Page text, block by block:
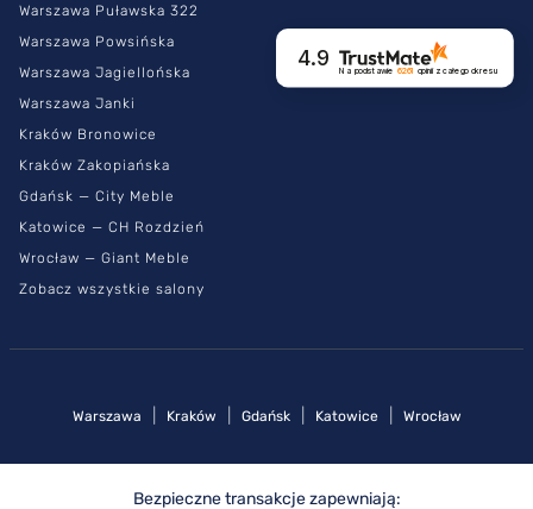
Warszawa Puławska 322
Warszawa Powsińska
Warszawa Jagiellońska
Warszawa Janki
Kraków Bronowice
Kraków Zakopiańska
Gdańsk — City Meble
Katowice — CH Rozdzień
Wrocław — Giant Meble
Zobacz wszystkie salony
4.9
Na podstawie 6261 opinii z całego okresu
Warszawa Kraków Gdańsk Katowice Wrocław
Bezpieczne transakcje zapewniają: